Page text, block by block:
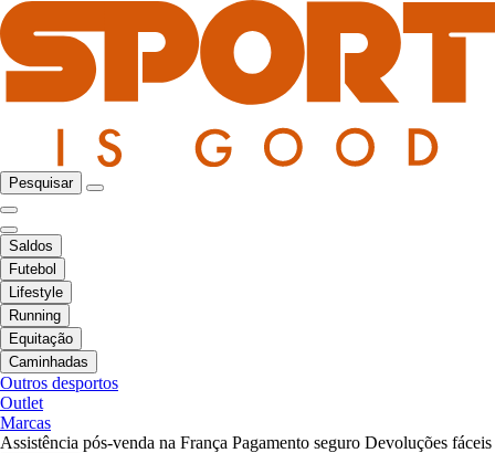
Pesquisar
Saldos
Futebol
Lifestyle
Running
Equitação
Caminhadas
Outros desportos
Outlet
Marcas
Assistência pós-venda na França Pagamento seguro Devoluções fáceis